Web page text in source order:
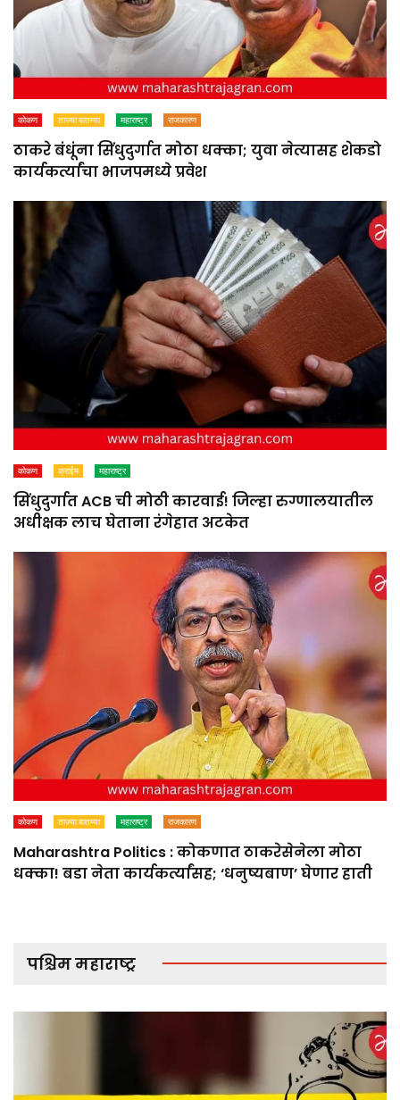
कोकण ताज्या बातम्या महाराष्ट्र राजकारण
ठाकरे बंधूंना सिंधुदुर्गात मोठा धक्का; युवा नेत्यासह शेकडो
कार्यकर्त्यांचा भाजपमध्ये प्रवेश
कोकण क्राईम महाराष्ट्र
सिंधुदुर्गात ACB ची मोठी कारवाई! जिल्हा रुग्णालयातील
अधीक्षक लाच घेताना रंगेहात अटकेत
कोकण ताज्या बातम्या महाराष्ट्र राजकारण
Maharashtra Politics : कोकणात ठाकरेसेनेला मोठा
धक्का! बडा नेता कार्यकर्त्यांसह; ‘धनुष्यबाण’ घेणार हाती
पश्चिम महाराष्ट्र